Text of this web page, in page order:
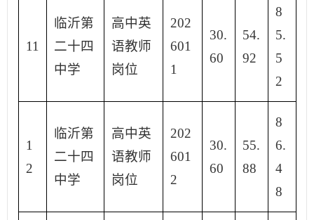
11
临沂第
二十四
中学
高中英
语教师
岗位
202
601
1
30.
60
54.
92
8
5.
5
2
1
2
临沂第
二十四
中学
高中英
语教师
岗位
202
601
2
30.
60
55.
88
8
6.
4
8